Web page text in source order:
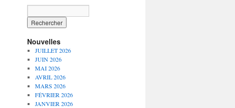
Nouvelles
JUILLET 2026
JUIN 2026
MAI 2026
AVRIL 2026
MARS 2026
FÉVRIER 2026
JANVIER 2026